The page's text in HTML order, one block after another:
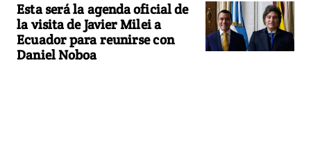
Esta será la agenda oficial de
la visita de Javier Milei a
Ecuador para reunirse con
Daniel Noboa